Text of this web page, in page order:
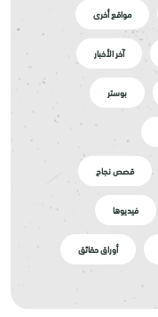
مواقع أخرى
آخر الأخبار
بوستر
قصص نجاح
فيديوها
أوراق حقائق